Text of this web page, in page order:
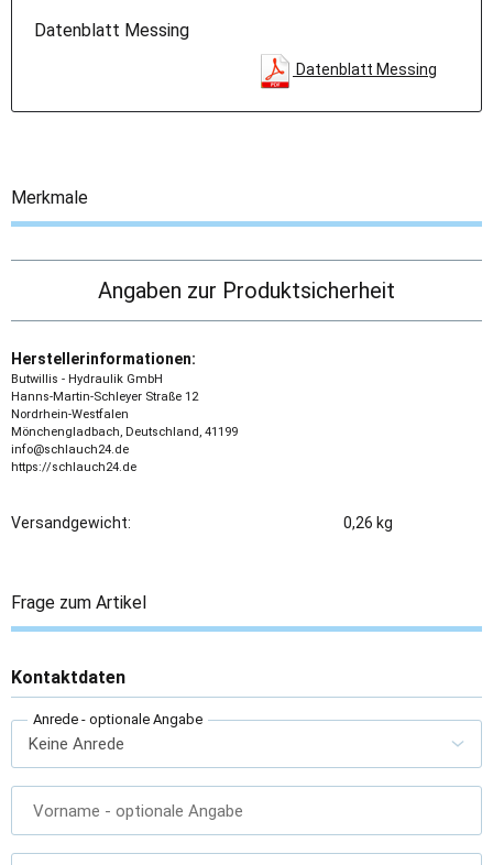
Datenblatt Messing
Datenblatt Messing
Merkmale
Angaben zur Produktsicherheit
Herstellerinformationen:
Butwillis - Hydraulik GmbH
Hanns-Martin-Schleyer Straße 12
Nordrhein-Westfalen
Mönchengladbach, Deutschland, 41199
info@schlauch24.de
https://schlauch24.de
Versandgewicht: 0,26 kg
Frage zum Artikel
Kontaktdaten
Anrede - optionale Angabe
Vorname - optionale Angabe